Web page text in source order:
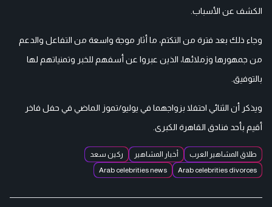
الكشف عن الأسباب.
وجاء ذلك بعد فترة من التكتم، ما أثار موجة واسعة من التفاعل والدعم
من جمهورها وزملائها، الذين عبروا عن أسفهم للخبر وتمنياتهم لها
بالتوفيق.
ويذكر أن الثنائي احتفلا بزواجهما في يوليو/تموز الماضي في حفل فاخر
أقيم بأحد فنادق القاهرة الكبرى.
طلاق المشاهير العرب أخبار المشاهير
ركين سعد
Arab celebrities divorces
Arab celebrities news